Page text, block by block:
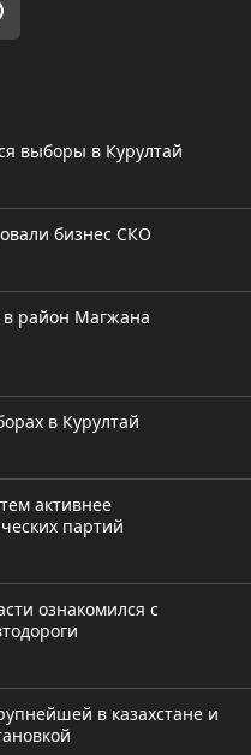
выборы в Курултай
бизнес СКО
в район Магжана
в Курултай
активнее
партий
ознакомился с
в казахстане и